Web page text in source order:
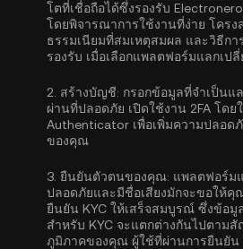
โตที่เชื่อถือได้ซึ่งรองรับ Electronero
โดยพิจารณาการใช้งานที่ง่าย โครง
ธรรมเนียมที่สมเหตุสมผล และวิธีกา
รองรับ เมื่อเลือกแพลตฟอร์มแลกเป
2. สร้างบัญชี: กรอกข้อมูลที่จำเป็นแ
ผ่านที่ปลอดภัย เปิดใช้งาน 2FA โด
Authenticator เพื่อเพิ่มความปลอด
ของคุณ
3. ยืนยันตัวตนของคุณ: แพลตฟอร์ม
ปลอดภัยและมีชื่อเสียงมักจะขอให้คุ
ยืนยัน KYC ให้เสร็จสมบูรณ์ ซึ่งข้อมู
สำหรับ KYC จะแตกต่างกันไปตาม
ภูมิภาคของคุณ ผู้ใช้ที่ผ่านการยืนยัน